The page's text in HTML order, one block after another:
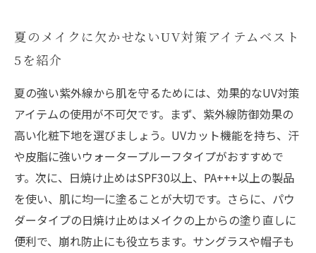
夏のメイクに欠かせないUV対策アイテムベスト
5を紹介
夏の強い紫外線から肌を守るためには、効果的なUV対策
アイテムの使用が不可欠です。まず、紫外線防御効果の
高い化粧下地を選びましょう。UVカット機能を持ち、汗
や皮脂に強いウォータープルーフタイプがおすすめで
す。次に、日焼け止めはSPF30以上、PA+++以上の製品
を使い、肌に均一に塗ることが大切です。さらに、パウ
ダータイプの日焼け止めはメイクの上からの塗り直しに
便利で、崩れ防止にも役立ちます。サングラスや帽子も